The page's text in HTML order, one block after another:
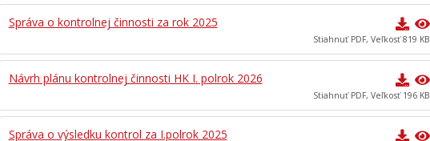
Správa o kontrolnej činnosti za rok 2025
Stiahnuť PDF, Veľkosť 819 KB
Návrh plánu kontrolnej činnosti HK I. polrok 2026
Stiahnuť PDF, Veľkosť 196 KB
Správa o výsledku kontrol za I.polrok 2025